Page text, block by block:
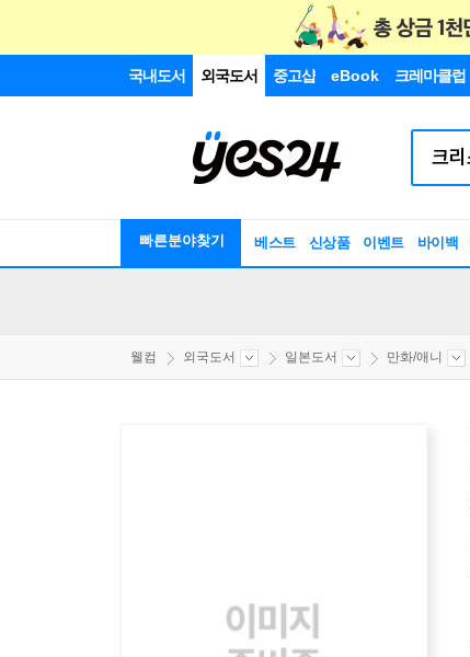
국내도서 외국도서 중고샵 eBook 크레마클럽
빠른분야찾기 베스트 신상품 이벤트 바이백
웰컴 외국도서 일본도서 만화/애니